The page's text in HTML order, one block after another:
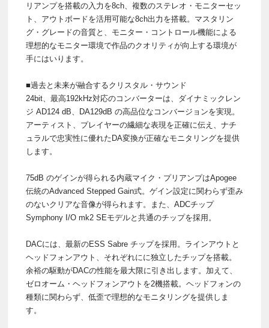
リアンプを搭載の入力を8ch、複数のステレオ・モニターセッ
ト、アウトボードを活用可能な8ch出力を搭載。マスタリン
グ・グレードの音質と、モニター・コントロール機能による
理想的なモニター環境で作品のクオリティが向上する環境が
手にはいります。
■過去と未来が融合するクリスタル・サウンド
24bit、最高192kHz対応のコンバーターは、ダイナミックレン
ジ AD124 dB、DA129dB の高品位なコンバージョンを実現。
アーティスト、プレイヤーの繊細な表現を正確に伝え、ナチ
ュラルで忠実性に優れたDA変換が正確なモニタリングを提供
します。
75dB のゲインが得られる内蔵マイク・プリアンプはApogee
伝統のAdvanced Stepped Gain式。ゲイン設定に関わらず歪み
のないクリアな音像が得られます。また、ADCチップ
Symphony I/O mk2 SEモデルと共通のチップを採用。
DACには、最新のESS Sabre チップを採用。ラインアウトと
ヘッドフォンアウト、それぞれにに独立したチップを搭載。
余裕の駆動がDACの性能を最大限に引き出します。加えて、
ゼロオーム・ヘッドフォンアウトを2機搭載。ヘッドフォンの
種類に関わらず、低歪で理想的なモニタリングを提供しま
す。